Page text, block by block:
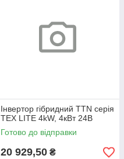
Інвертор гібридний TTN серія
TEX LITE 4kW, 4кВт 24В
Готово до відправки
20 929,50 ₴